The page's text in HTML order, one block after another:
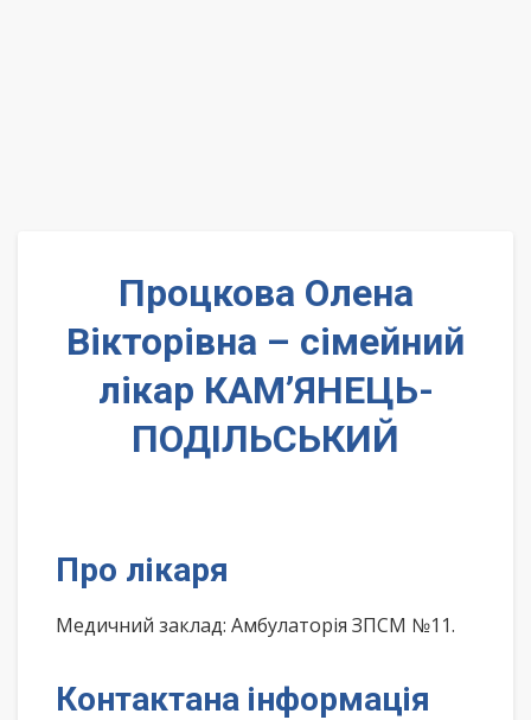
Процкова Олена
Вікторівна – сімейний
лікар КАМ’ЯНЕЦЬ-
ПОДІЛЬСЬКИЙ
Про лікаря
Медичний заклад: Амбулаторія ЗПСМ №11.
Контактана інформація